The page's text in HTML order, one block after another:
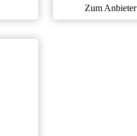
Zum Anbieter